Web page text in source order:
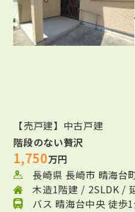
【売戸建】中古戸建
階段のない贅沢
1,750万円
長崎県 長崎市 晴海台
木造1階建 / 2SLDK /
バス 晴海台中央 徒歩